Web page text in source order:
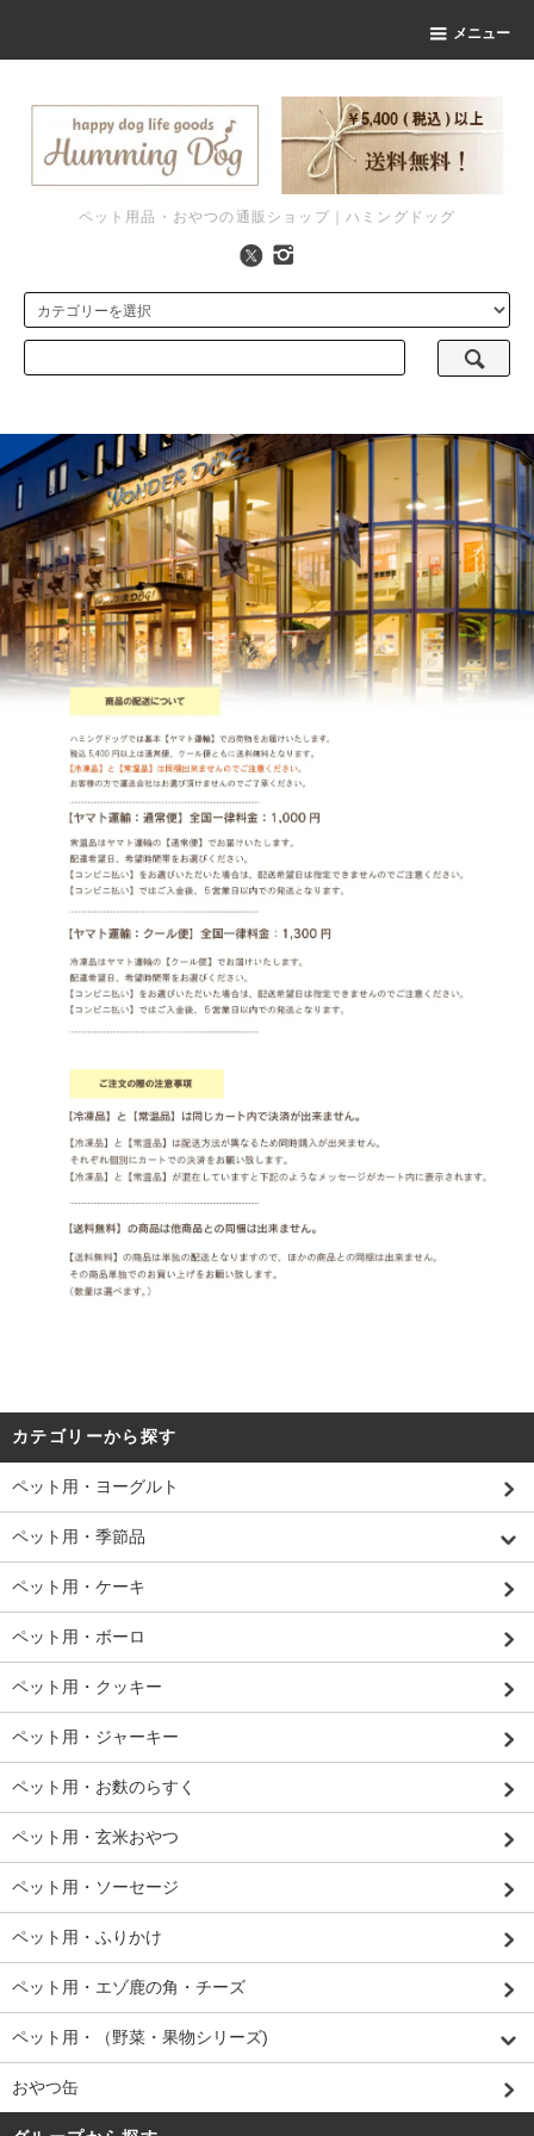
メニュー
ペット用品・おやつの通販ショップ｜ハミングドッグ
カテゴリーから探す
ペット用・ヨーグルト
ペット用・季節品
ペット用・ケーキ
ペット用・ボーロ
ペット用・クッキー
ペット用・ジャーキー
ペット用・お麩のらすく
ペット用・玄米おやつ
ペット用・ソーセージ
ペット用・ふりかけ
ペット用・エゾ鹿の角・チーズ
ペット用・（野菜・果物シリーズ)
おやつ缶